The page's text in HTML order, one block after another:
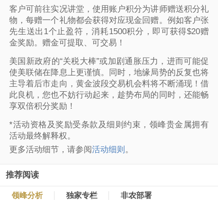
客户可前往实况讲堂，使用账户积分为讲师赠送积分礼
物，每赠一个礼物都会获得对应现金回赠。例如客户张
先生送出1个止盈符，消耗1500积分，即可获得$20赠
金奖励。赠金可提取、可交易！
美国新政府的“关税大棒”或加剧通胀压力，进而可能促
使美联储在降息上更谨慎。同时，地缘局势的反复也将
主导着后市走向，黄金波段交易机会料将不断涌现！借
此良机，您也不妨行动起来，趁势布局的同时，还能畅
享双倍积分奖励！
*活动资格及奖励受条款及细则约束，领峰贵金属拥有
活动最终解释权。
更多活动细节，请参阅活动细则 。
推荐阅读
领峰分析 独家专栏 非农部署